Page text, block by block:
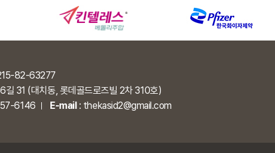
82-63277
31 (대치동, 롯데골드로즈빌 2차 310호)
6146 E-mail: thekasid2@gmail.com